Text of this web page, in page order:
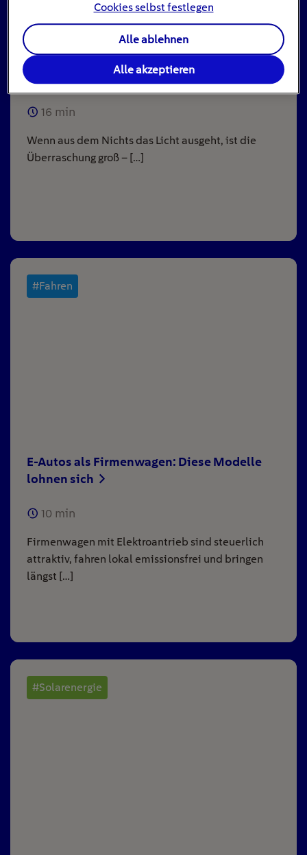
Stromausfall: Das ist zu tun, wenn das Licht
ausgeht
16 min
Wenn aus dem Nichts das Licht ausgeht, ist die
Überraschung groß – […]
#Fahren
E-Autos als Firmenwagen: Diese Modelle
lohnen sich
10 min
Firmenwagen mit Elektroantrieb sind steuerlich
attraktiv, fahren lokal emissionsfrei und bringen
längst […]
#Solarenergie
Cookies selbst festlegen
Alle ablehnen
Alle akzeptieren